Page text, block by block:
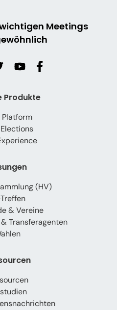
Meetings
Produkte
Platform
(HV)
& Vereine
Transferagenten